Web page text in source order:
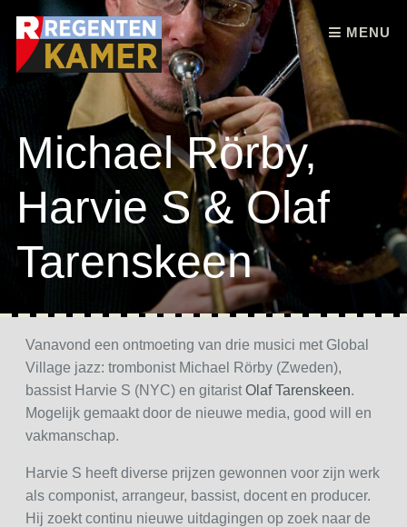
MENU
Skip to content
Michael Rörby,
Harvie S & Olaf
Tarenskeen
Vanavond een ontmoeting van drie musici met Global
Village jazz: trombonist Michael Rörby (Zweden),
bassist Harvie S (NYC) en gitarist Olaf Tarenskeen.
Mogelijk gemaakt door de nieuwe media, good will en
vakmanschap.
Harvie S heeft diverse prijzen gewonnen voor zijn werk
als componist, arrangeur, bassist, docent en producer.
Hij zoekt continu nieuwe uitdagingen op zoek naar de